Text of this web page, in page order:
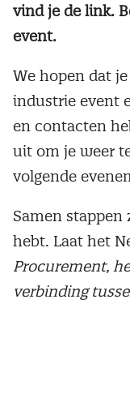
vind je de link.
event.
We hopen dat
industrie event
en contacten
uit om je weer
volgende
Samen
hebt. Laat het
Procurement,
verbinding